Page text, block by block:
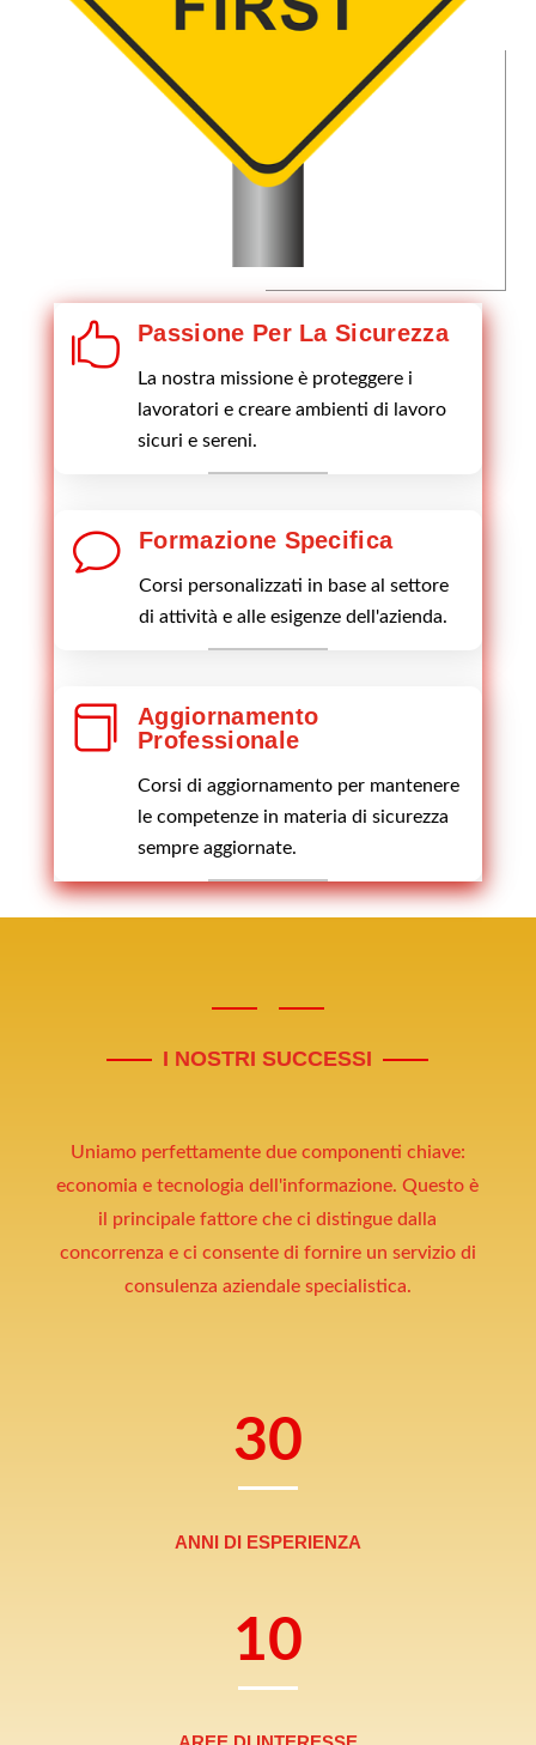
 Passione Per La Sicurezza
La nostra missione è proteggere i
lavoratori e creare ambienti di lavoro
sicuri e sereni.
v Formazione Specifica
Corsi personalizzati in base al settore
di attività e alle esigenze dell'azienda.

Aggiornamento
Professionale
Corsi di aggiornamento per mantenere
le competenze in materia di sicurezza
sempre aggiornate.
I NOSTRI SUCCESSI
Uniamo perfettamente due componenti chiave:
economia e tecnologia dell'informazione. Questo è
il principale fattore che ci distingue dalla
concorrenza e ci consente di fornire un servizio di
consulenza aziendale specialistica.
30
ANNI DI ESPERIENZA
10